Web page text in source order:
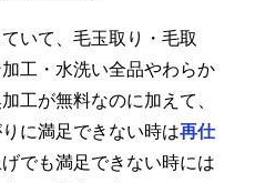
いて、毛玉取り・毛取
工・水洗い全品やわらか
工が無料なのに加えて、
に満足できない時は再仕
でも満足できない時には